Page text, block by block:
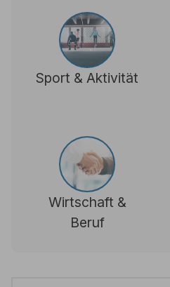
Sport & Aktivität
Wirtschaft &
Beruf